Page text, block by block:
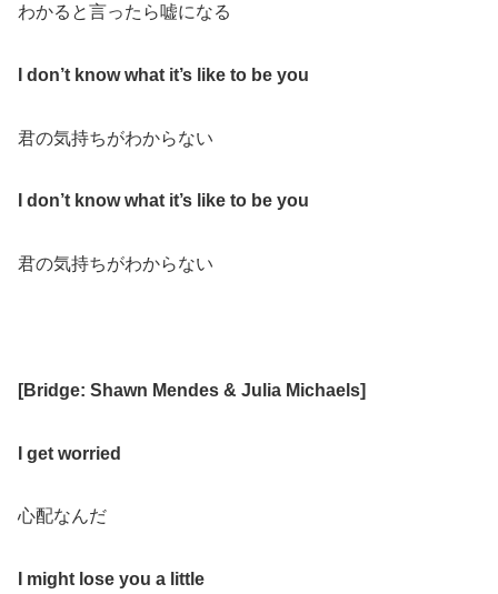
わかると言ったら嘘になる
I don’t know what it’s like to be you
君の気持ちがわからない
I don’t know what it’s like to be you
君の気持ちがわからない
[Bridge: Shawn Mendes & Julia Michaels]
I get worried
心配なんだ
I might lose you a little